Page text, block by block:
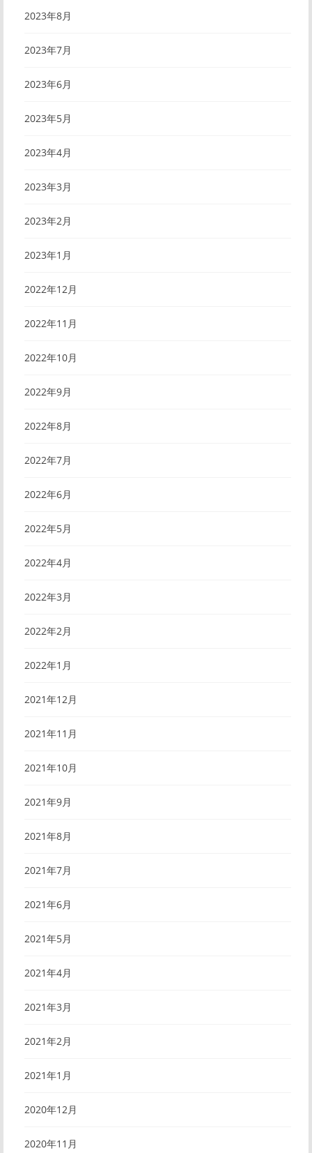
2023年8月
2023年7月
2023年6月
2023年5月
2023年4月
2023年3月
2023年2月
2023年1月
2022年12月
2022年11月
2022年10月
2022年9月
2022年8月
2022年7月
2022年6月
2022年5月
2022年4月
2022年3月
2022年2月
2022年1月
2021年12月
2021年11月
2021年10月
2021年9月
2021年8月
2021年7月
2021年6月
2021年5月
2021年4月
2021年3月
2021年2月
2021年1月
2020年12月
2020年11月